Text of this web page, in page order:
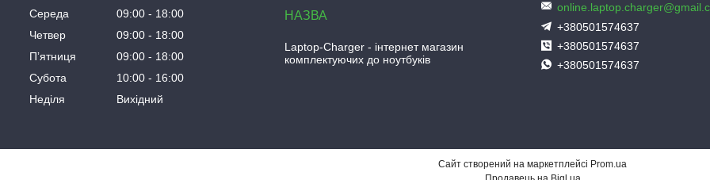
Середа
09:00
18:00
Четвер
09:00
18:00
Пʼятниця
09:00
18:00
Субота
10:00
16:00
Неділя
Вихідний
Laptop-Charger - інтернет магазин
комплектуючих до ноутбуків
+380501574637
+380501574637
+380501574637
Сайт створений на маркетплейсі Prom.ua